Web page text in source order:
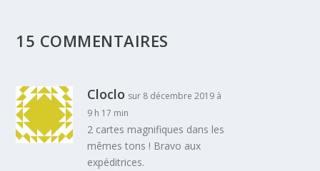
15 COMMENTAIRES
Cloclo sur 8 décembre 2019 à
9 h 17 min
2 cartes magnifiques dans les
mêmes tons ! Bravo aux
expéditrices.